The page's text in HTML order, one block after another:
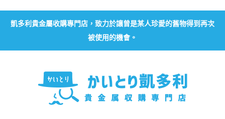
凱多利貴金屬收購專門店，致力於讓曾是某人珍愛的舊物得到再次
被使用的機會。